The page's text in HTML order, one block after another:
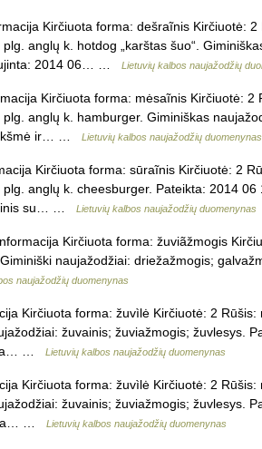
Kirčiuota forma: dešraĩnis Kirčiuotė: 2
anglų k. hotdog „karštas šuo“.
2014 06… …
Lietuvių kalbos naujažodžių
Kirčiuota forma: mėsaĩnis Kirčiuotė: 2
anglų k. hamburger. Giminiškas
ir… …
Lietuvių kalbos naujažodžių duomenynas
Kirčiuota forma: sūraĩnis Kirčiuotė: 2
anglų k. cheesburger. Pateikta: 2014
su… …
Lietuvių kalbos naujažodžių duomenynas
Kirčiuota forma: žuviãžmogis
naujažodžiai: driežažmogis;
naujažodžių duomenynas
Kirčiuota forma: žuvìlė Kirčiuotė: 2 Rūšis:
žuvainis; žuviažmogis; žuvlesys.
…
Lietuvių kalbos naujažodžių duomenynas
Kirčiuota forma: žuvìlė Kirčiuotė: 2 Rūšis:
žuvainis; žuviažmogis; žuvlesys.
…
Lietuvių kalbos naujažodžių duomenynas